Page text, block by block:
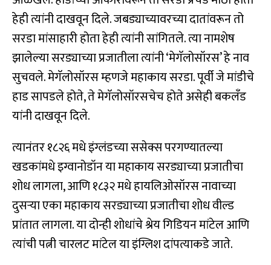
हेही त्यांनी दाखवून दिले. जबड्याच्यावरच्या दातांवरून तो
सरडा मांसाहारी होता हेही त्यांनी सांगितले. त्या नामशेष
झालेल्या सरड्याच्या प्रजातीला त्यांनी ‘मेगॅलोसॉरस’ हे नाव
सुचवले. मेगॅलोसॉरस म्हणजे महाकाय सरडा. पूर्वी जे मांडीचे
हाड सापडले होते, ते मेगॅलोसॉरसचेच होते असेही बकलँड
यांनी दाखवून दिले.
त्यानंतर १८२६ मधे इंग्लंडच्या ससेक्स परगण्यातल्या
खडकांमधे इग्वानोडॉन या महाकाय सरड्याच्या प्रजातीचा
शोध लागला, आणि १८३२ मधे हायलिओसॉरस नावाच्या
दुसर्‍या एका महाकाय सरड्याच्या प्रजातीचा शोध वील्ड
प्रांतात लागला. या दोन्ही शोधांचे श्रेय गिडियन मांटेल आणि
त्यांची पत्नी चारलट मांटेल या इंग्लिश दांपत्याकडे जाते.